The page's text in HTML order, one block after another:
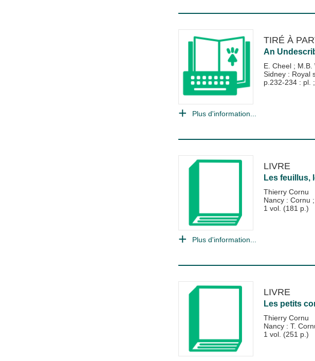
TIRÉ À
An
E. Cheel ; M.B.
Sidney : Royal
p.232-234 : pl.
Plus d'information...
LIVRE
Les feuillus,
Thierry Cornu
Nancy : Cornu ;
1 vol. (181 p.)
Plus d'information...
LIVRE
Les petits
Thierry Cornu
Nancy : T.
1 vol. (251 p.)